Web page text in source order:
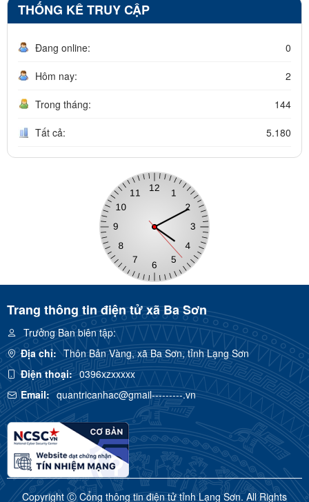
THỐNG KÊ TRUY CẬP
Đang online: 0
Hôm nay: 2
Trong tháng: 144
Tất cả: 5.180
Trang thông tin điện tử xã Ba Sơn
Trưởng Ban biên tập:
Địa chỉ: Thôn Bản Vàng, xã Ba Sơn, tỉnh Lạng Sơn
Điện thoại: 0396xzxxxxx
Email: quantricanhac@gmail---------.vn
Copyright Ⓒ Cổng thông tin điện tử tỉnh Lạng Sơn. All Rights